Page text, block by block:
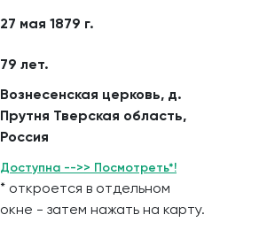
27 мая 1879 г.
79 лет.
Вознесенская церковь, д.
Прутня Тверская область,
Россия
Доступна -->> Посмотреть*!
* откроется в отдельном
окне - затем нажать на карту.